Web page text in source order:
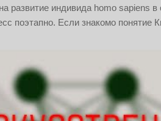
развитие индивида homo sapiens
поэтапно. Если знакомо понятие